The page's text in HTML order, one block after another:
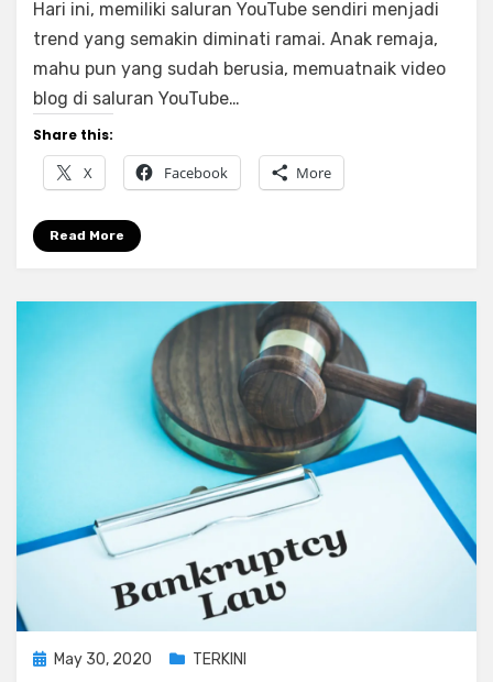
Tips
Memiliki
Saluran
Yang
Banyak.
Ramai
YouTuber
Yang
Peduli!
Hari ini, memiliki saluran YouTube sendiri menjadi
trend yang semakin diminati ramai. Anak remaja,
mahu pun yang sudah berusia, memuatnaik video
blog di saluran YouTube…
Share this:
X Facebook More
Read More
PostedMay 30, 2020 TERKINI